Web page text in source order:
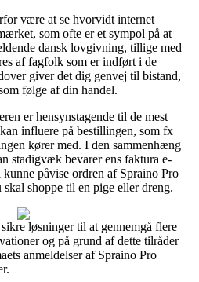
være at se hvorvidt internet
som ofte er et sympol på at
dansk lovgivning, tillige med
af fagfolk som er indført i de
giver det dig genvej til bistand,
følge af din handel.
er hensynstagende til de mest
influere på bestillingen, som fx
kører med. I den sammenhæng
stadigvæk bevarer ens faktura e-
kunne påvise ordren af Spraino Pro
shoppe til en pige eller dreng.
løsninger til at gennemgå flere
og på grund af dette tilråder
anmeldelser af Spraino Pro